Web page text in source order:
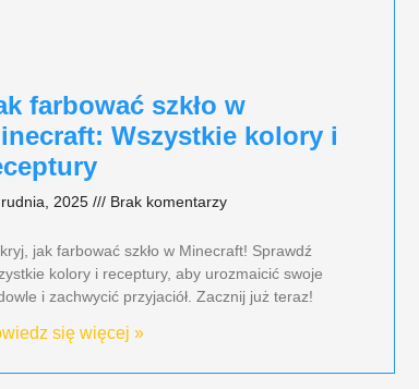
farbować szkło w
Wszystkie kolory i
2025 Brak komentarzy
jak farbować szkło w Minecraft! Sprawdź
kolory i receptury, aby urozmaicić swoje
i zachwycić przyjaciół. Zacznij już teraz!
się więcej »